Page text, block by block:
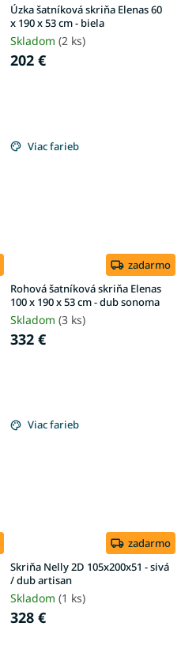
Úzka šatníková skriňa Elenas 60
x 190 x 53 cm - biela
Skladom (2 ks)
202 €
Viac farieb
zadarmo
Rohová šatníková skriňa Elenas
100 x 190 x 53 cm - dub sonoma
Skladom (3 ks)
332 €
Viac farieb
zadarmo
Skriňa Nelly 2D 105x200x51 - sivá
/ dub artisan
Skladom (1 ks)
328 €